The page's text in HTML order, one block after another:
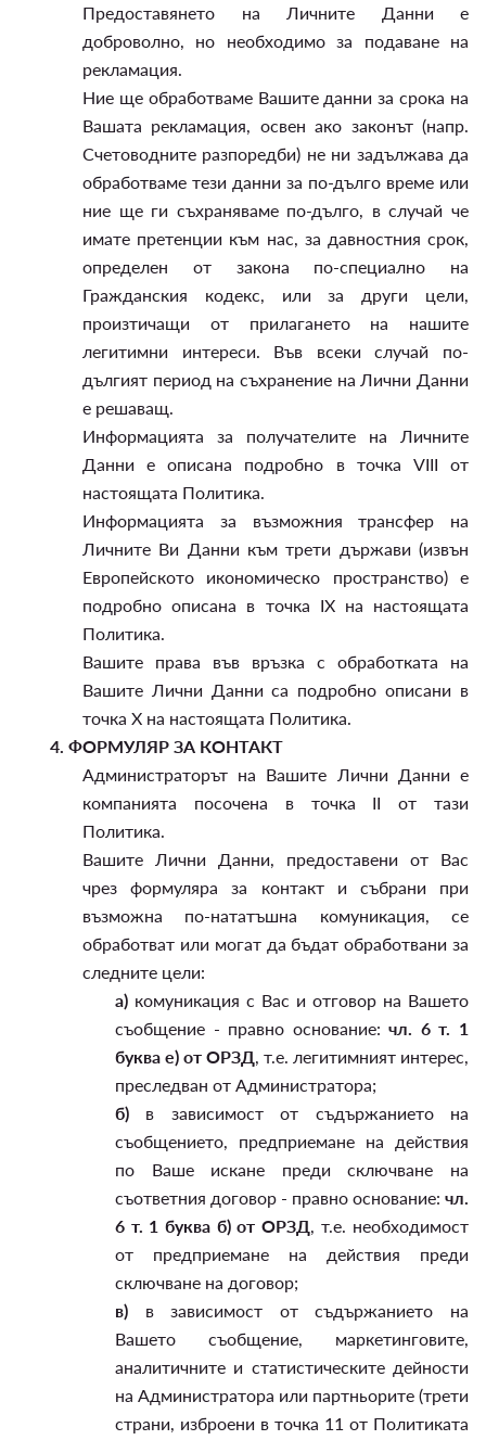
Предоставянето на Личните Данни е
доброволно, но необходимо за подаване на
рекламация.
Ние ще обработваме Вашите данни за срока на
Вашата рекламация, освен ако законът (напр.
Счетоводните разпоредби) не ни задължава да
обработваме тези данни за по-дълго време или
ние ще ги съхраняваме по-дълго, в случай че
имате претенции към нас, за давностния срок,
определен от закона по-специално на
Гражданския кодекс, или за други цели,
произтичащи от прилагането на нашите
легитимни интереси. Във всеки случай по-
дългият период на съхранение на Лични Данни
е решаващ.
Информацията за получателите на Личните
Данни е описана подробно в точка VIII от
настоящата Политика.
Информацията за възможния трансфер на
Личните Ви Данни към трети държави (извън
Европейското икономическо пространство) е
подробно описана в точка IX на настоящата
Политика.
Вашите права във връзка с обработката на
Вашите Лични Данни са подробно описани в
точка X на настоящата Политика.
4. ФОРМУЛЯР ЗА КОНТАКТ
Администраторът на Вашите Лични Данни е
компанията посочена в точка II от тази
Политика.
Вашите Лични Данни, предоставени от Вас
чрез формуляра за контакт и събрани при
възможна по-нататъшна комуникация, се
обработват или могат да бъдат обработвани за
следните цели:
а) комуникация с Вас и отговор на Вашето
съобщение - правно основание: чл. 6 т. 1
буква е) от ОРЗД, т.е. легитимният интерес,
преследван от Администратора;
б) в зависимост от съдържанието на
съобщението, предприемане на действия
по Ваше искане преди сключване на
съответния договор - правно основание: чл.
6 т. 1 буква б) от ОРЗД, т.е. необходимост
от предприемане на действия преди
сключване на договор;
в) в зависимост от съдържанието на
Вашето съобщение, маркетинговите,
аналитичните и статистическите дейности
на Администратора или партньорите (трети
страни, изброени в точка 11 от Политиката